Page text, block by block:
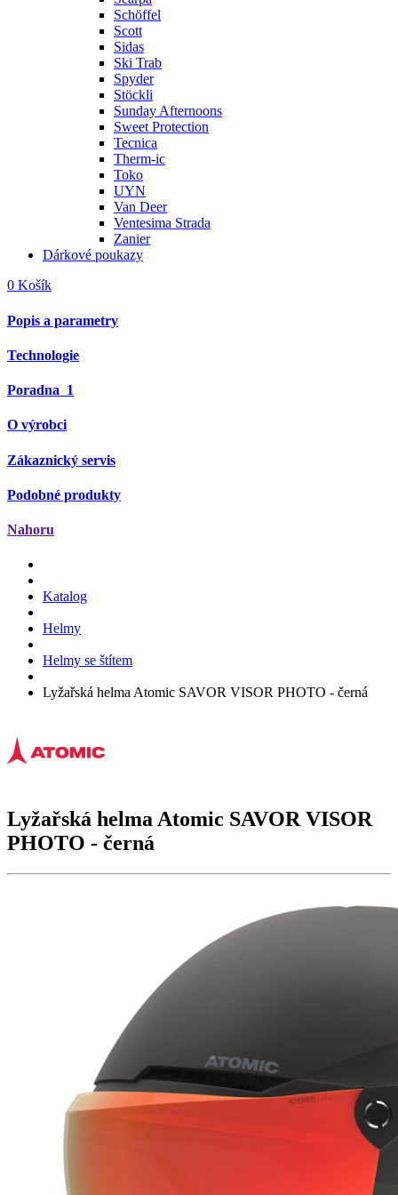
Schöffel
Scott
Sidas
Ski Trab
Spyder
Stöckli
Sunday Afternoons
Sweet Protection
Tecnica
Therm-ic
Toko
UYN
Van Deer
Ventesima Strada
Zanier
Dárkové poukazy
0 Košík
Popis a parametry
Technologie
Poradna 1
O výrobci
Zákaznický servis
Podobné produkty
Nahoru
Katalog
Helmy
Helmy se štítem
Lyžařská helma Atomic SAVOR VISOR PHOTO - černá
Lyžařská helma Atomic SAVOR VISOR
PHOTO - černá